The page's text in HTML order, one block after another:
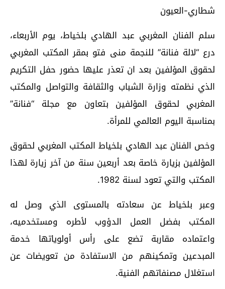
شطاري-العيون
سلم الفنان المغربي عبد الهادي بلخياط، يوم الأربعاء،
درع “لالة فنانة” للنجمة منى فتو بمقر المكتب المغربي
لحقوق المؤلفين بعد ان تعذر عليها حضور حفل التكريم
الذي نظمته وزارة الشباب والثقافة والتواصل والمكتب
المغربي لحقوق المؤلفين بتعاون مع مجلة “فنانة”
بمناسبة اليوم العالمي للمرأة.
وخص الفنان عبد الهادي بلخياط المكتب المغربي لحقوق
المؤلفين بزيارة خاصة بعد أربعين سنة من آخر زيارة لهذا
المكتب والتي تعود لسنة 1982.
وعبر بلخياط عن سعادته بالمستوى الذي وصل له
المكتب بفضل العمل الدؤوب لأطره ومستخدميه،
واعتماده مقاربة تضع على رأس أولوياتها خدمة
المبدعين وتمكينهم من الاستفادة من تعويضات عن
استغلال مصنفاتهم الفنية.